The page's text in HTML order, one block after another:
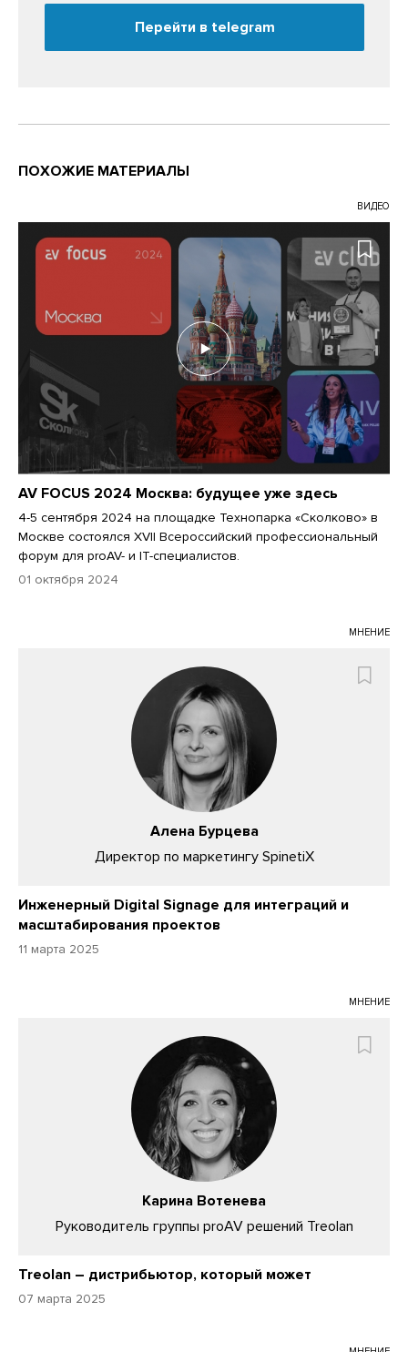
Перейти в telegram
ПОХОЖИЕ МАТЕРИАЛЫ
ВИДЕО
AV FOCUS 2024 Москва: будущее уже здесь
4-5 сентября 2024 на площадке Технопарка «Сколково» в
Москве состоялся XVII Всероссийский профессиональный
форум для proAV- и IT-специалистов.
01 октября 2024
МНЕНИЕ
Алена Бурцева
Директор по маркетингу SpinetiX
Инженерный Digital Signage для интеграций и
масштабирования проектов
11 марта 2025
МНЕНИЕ
Карина Вотенева
Руководитель группы proAV решений Treolan
Treolan – дистрибьютор, который может
07 марта 2025